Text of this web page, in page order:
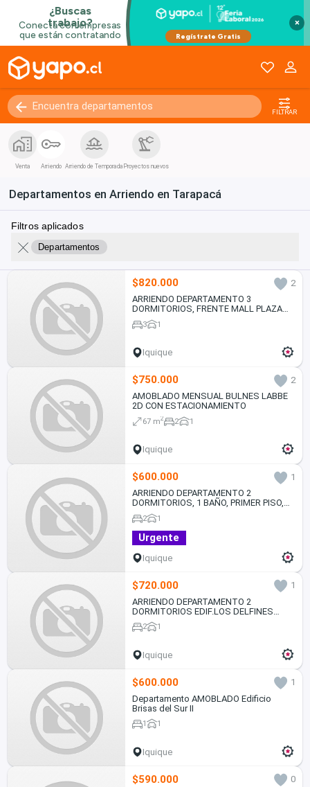
×
FILTRAR
Venta Arriendo Arriendo de Temporada Proyectos nuevos
Departamentos en Arriendo en Tarapacá
Filtros aplicados
Departamentos
$820.000
2
ARRIENDO DEPARTAMENTO 3
DORMITORIOS, FRENTE MALL PLAZA
IQUIQUE
3 1
Iquique
$750.000
2
AMOBLADO MENSUAL BULNES LABBE
2D CON ESTACIONAMIENTO
67 m2 2 1
Iquique
$600.000
1
ARRIENDO DEPARTAMENTO 2
DORMITORIOS, 1 BAÑO, PRIMER PISO,
600.000.-
2 1
Urgente
Iquique
$720.000
1
ARRIENDO DEPARTAMENTO 2
DORMITORIOS EDIF.LOS DELFINES
720.000.-
2 1
Iquique
$600.000
1
Departamento AMOBLADO Edificio
Brisas del Sur II
1 1
Iquique
$590.000 0